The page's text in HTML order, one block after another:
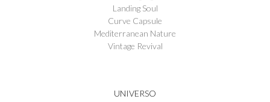
Landing Soul
Curve Capsule
Mediterranean Nature
Vintage Revival
UNIVERSO